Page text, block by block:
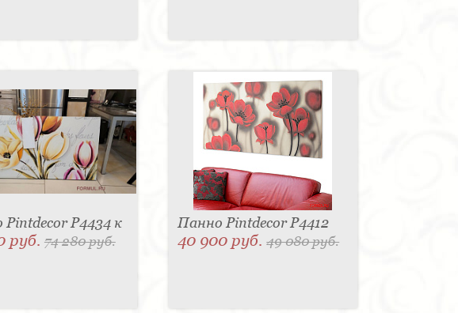
P4434 к
руб. 74 280 руб.
Панно Pintdecor P4412
40 900 руб.49 080 руб.